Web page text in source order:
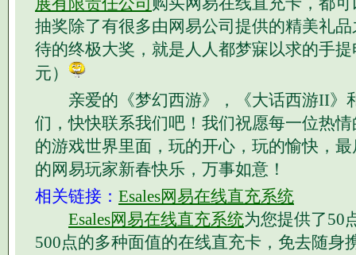
抽奖除了有很多由网易公司提供的精美礼
待的终极大奖，就是人人都梦寐以求的手
元）
亲爱的《梦幻西游》，《大话西游II》
们，快快联系我们吧！我们祝愿每一位热
的游戏世界里面，玩的开心，玩的愉快，
的网易玩家新春快乐，万事如意！
相关链接： Esales网易在线直充系统
Esales网易在线直充系统为您提供了50
500点的多种面值的在线直充卡，免去随身